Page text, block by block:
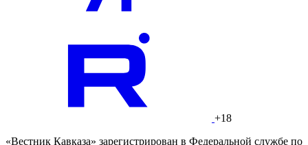
+18
«Вестник Кавказа» зарегистрирован в Федеральной службе по